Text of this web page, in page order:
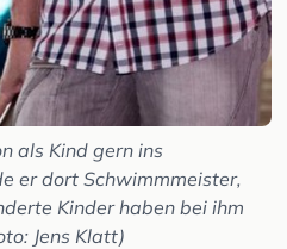
als Kind gern ins
er dort Schwimmmeister,
Kinder haben bei ihm
Jens Klatt)